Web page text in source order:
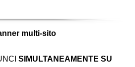
multi-sito
SIMULTANEAMENTE SU